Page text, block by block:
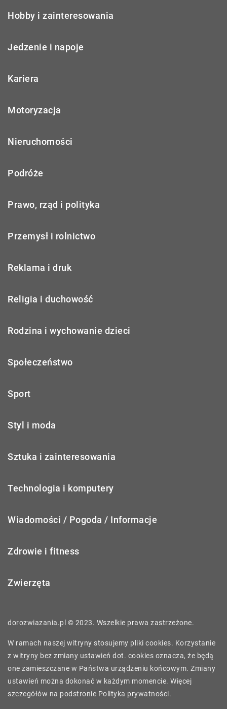
Hobby i zainteresowania
Jedzenie i napoje
Kariera
Motoryzacja
Nieruchomości
Podróże
Prawo, rząd i polityka
Przemysł i rolnictwo
Reklama i druk
Religia i duchowość
Rodzina i wychowanie dzieci
Społeczeństwo
Sport
Styl i moda
Sztuka i zainteresowania
Technologia i komputery
Wiadomości / Pogoda / Informacje
Zdrowie i fitness
Zwierzęta
dorozwiazania.pl © 2023. Wszelkie prawa zastrzeżone.
W ramach naszej witryny stosujemy pliki cookies. Korzystanie
z witryny bez zmiany ustawień dot. cookies oznacza, że będą
one zamieszczane w Państwa urządzeniu końcowym. Zmiany
ustawień można dokonać w każdym momencie. Więcej
szczegółów na podstronie Polityka prywatności.